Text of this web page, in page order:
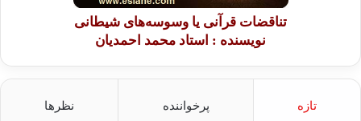
تناقضات قرآنی یا وسوسه‌های شیطانی
نویسنده : استاد محمد احمدیان
تازه پرخواننده نظرها